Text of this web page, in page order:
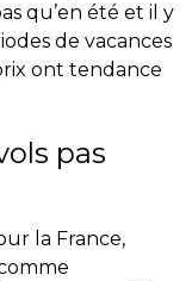
qu’en été et il y
de vacances
ont tendance
pas
la France,